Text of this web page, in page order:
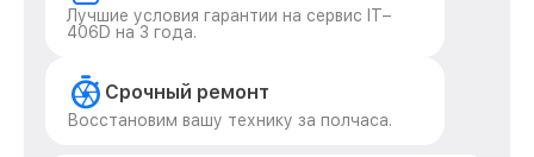
Лучшие условия гарантии на сервис IT–
406D на 3 года.
Срочный ремонт
Восстановим вашу технику за полчаса.